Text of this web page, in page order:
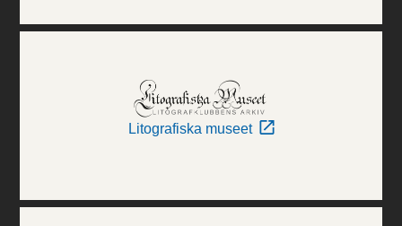
Litografiska museet